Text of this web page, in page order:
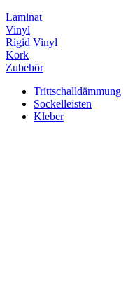
Laminat
Vinyl
Rigid Vinyl
Kork
Zubehör
Trittschalldämmung
Sockelleisten
Kleber